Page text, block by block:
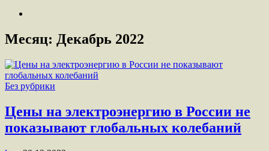
Месяц: Декабрь 2022
Без рубрики
Цены на электроэнергию в России не
показывают глобальных колебаний